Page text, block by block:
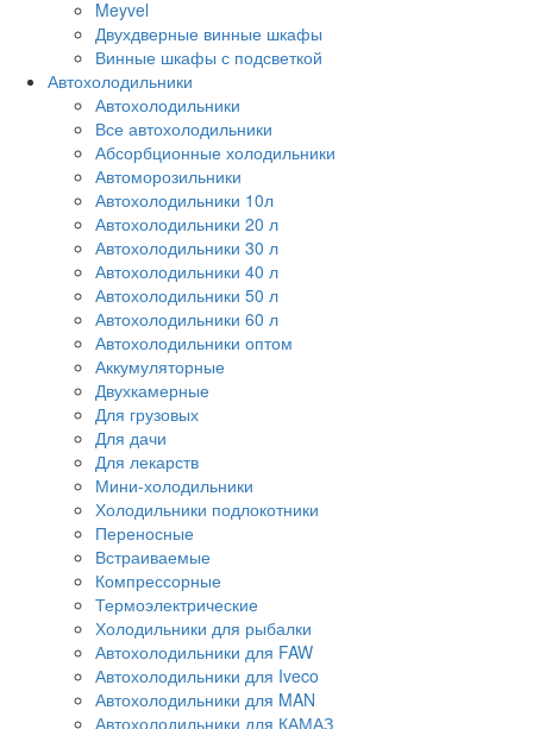
Meyvel
Двухдверные винные шкафы
Винные шкафы с подсветкой
Автохолодильники
Автохолодильники
Все автохолодильники
Абсорбционные холодильники
Автоморозильники
Автохолодильники 10л
Автохолодильники 20 л
Автохолодильники 30 л
Автохолодильники 40 л
Автохолодильники 50 л
Автохолодильники 60 л
Автохолодильники оптом
Аккумуляторные
Двухкамерные
Для грузовых
Для дачи
Для лекарств
Мини-холодильники
Холодильники подлокотники
Переносные
Встраиваемые
Компрессорные
Термоэлектрические
Холодильники для рыбалки
Автохолодильники для FAW
Автохолодильники для Iveco
Автохолодильники для MAN
Автохолодильники для КАМАЗ